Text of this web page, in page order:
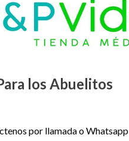
los Abuelitos
por llamada o Whatsapp